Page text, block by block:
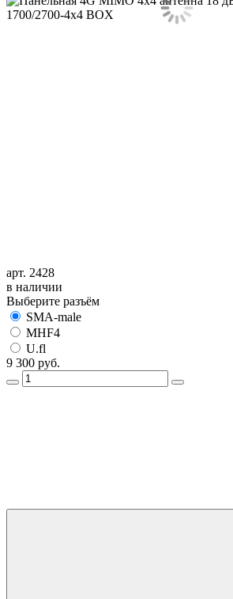
арт. 2428
в наличии
Выберите разъём
SMA-male
MHF4
U.fl
9 300 руб.